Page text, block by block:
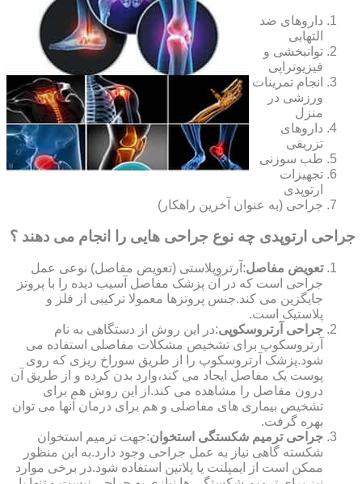
داروهای ضد
التهابی
توانبخشی و
فیزیوتراپی
انجام تمرینات
ورزشی در
منزل
داروهای
تزریقی
طب سوزنی
تجهیزات
ارتوپدی
جراحی (به عنوان آخرین راهکار)
جراحی ارتوپدی چه نوع جراحی هایی را انجام می دهند ؟
تعویض مفاصل:آرتروپلاستی (تعویض مفاصل) نوعی عمل
جراحی است که در آن پزشک مفاصل آسیب دیده را با پروتز
جایگزین می کند.جنس پروتزها معمولا ترکیبی از فلز و
پلاستیک است.
جراحی آرتروسکوپی:در این روش از دستگاهی به نام
آرتروسکوپ برای تشخیص مشکلات مفاصلی استفاده می
شود.پزشک آرتروسکوپ را از طریق سوراخ ریزی که روی
پوست یک مفاصل ایجاد می کند،وارد بدن کرده و از طریق آن
درون مفاصل را مشاهده می کند.از این روش هم برای
تشخیص بیماری های مفاصلی و هم برای درمان آنها می توان
بهره گرفت.
جراحی ترمیم شکستگی استخوان:جهت ترمیم استخوان
شکسته گاهی نیاز به عمل جراحی وجود دارد.به این منظور
ممکن است از ایمپلنت یا پلاتین استفاده شود.در برخی موارد